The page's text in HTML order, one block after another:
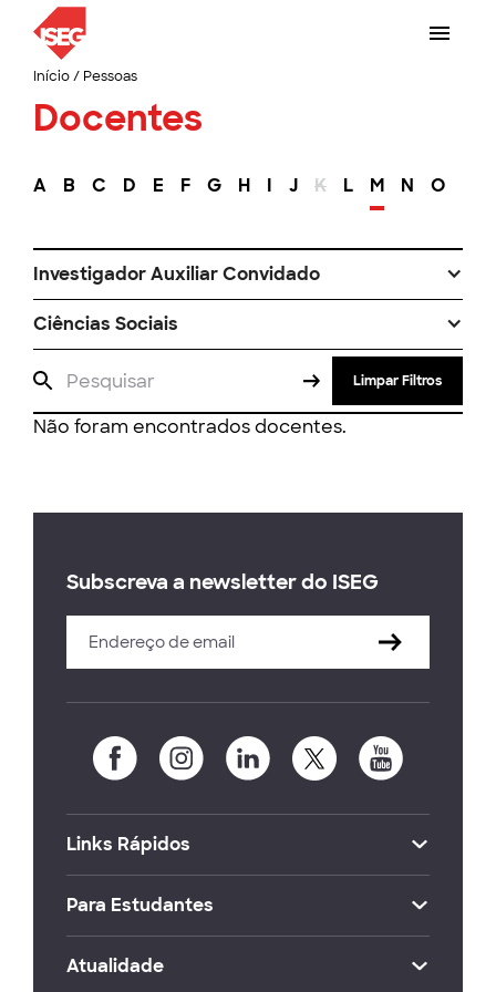
Início/ Pessoas
Docentes
A B C D E F G H I J K L M N O
Investigador Auxiliar Convidado
Ciências Sociais
Limpar Filtros
Não foram encontrados docentes.
Subscreva a newsletter do ISEG
Links Rápidos
Para Estudantes
Atualidade